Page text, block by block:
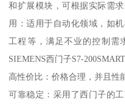
和扩展模块，可根据实际需
用：适用于自动化领域，如
工程等，满足不业的控制需
SIEMENS西门子S7-
高性价比：价格合理，并且性
可靠稳定：采用了西门子的